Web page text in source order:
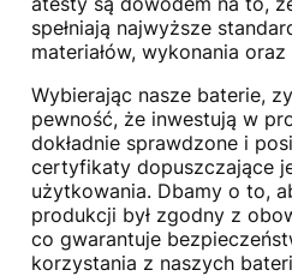
spełniają najwyższe
materiałów, wykonania
Wybierając nasze baterie,
pewność, że inwestują w
dokładnie sprawdzone i
certyfikaty dopuszczające
użytkowania. Dbamy o to,
produkcji był zgodny z
co gwarantuje
korzystania z naszych